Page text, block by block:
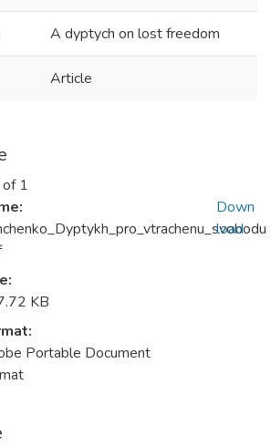
A dyptych on lost freedom
Article
1
KB
Portable Document
Down
load